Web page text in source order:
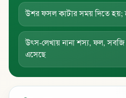
উশর ফসল কাটার সময় দিতে হয়;
উৎস-লেখায় নানা শস্য, ফল,
এসেছে